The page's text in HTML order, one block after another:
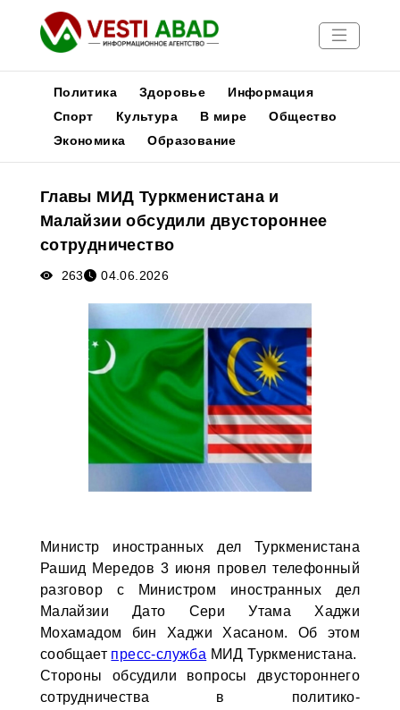
Новости
Медиа
Афиша
Политика Здоровье
Информация
Спорт
Культура В мире
Общество
Экономика
Образование
Главы МИД Туркменистана и
Малайзии обсудили двустороннее
сотрудничество
263 04.06.2026
Министр иностранных дел Туркменистана
Рашид Мередов 3 июня провел телефонный
разговор с Министром иностранных дел
Малайзии Дато Сери Утама Хаджи
Мохамадом бин Хаджи Хасаном. Об этом
сообщает пресс-служба МИД Туркменистана.
Стороны обсудили вопросы двустороннего
сотрудничества в политико-